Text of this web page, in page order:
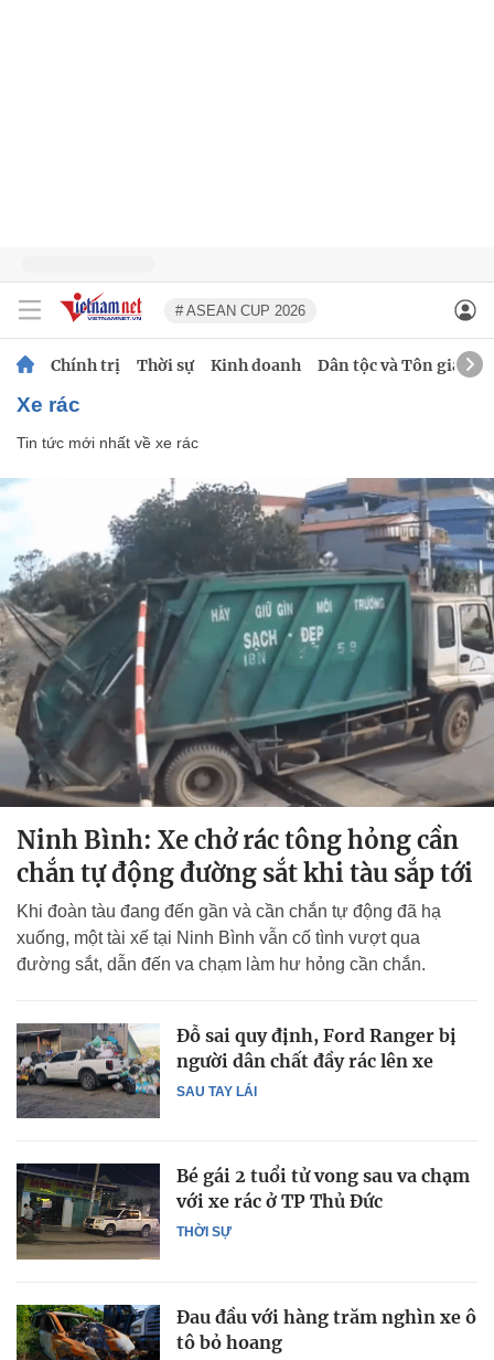
# ASEAN CUP 2026
Chính trị Thời sự Kinh doanh Dân tộc và Tôn giáo
xe rác
Tin tức mới nhất về xe rác
Ninh Bình: Xe chở rác tông hỏng cần
chắn tự động đường sắt khi tàu sắp tới
Khi đoàn tàu đang đến gần và cần chắn tự động đã hạ
xuống, một tài xế tại Ninh Bình vẫn cố tình vượt qua
đường sắt, dẫn đến va chạm làm hư hỏng cần chắn.
SAU TAY LÁI
Đỗ sai quy định, Ford Ranger bị
người dân chất đầy rác lên xe
THỜI SỰ
Bé gái 2 tuổi tử vong sau va chạm
với xe rác ở TP Thủ Đức
Đau đầu với hàng trăm nghìn xe ô
tô bỏ hoang